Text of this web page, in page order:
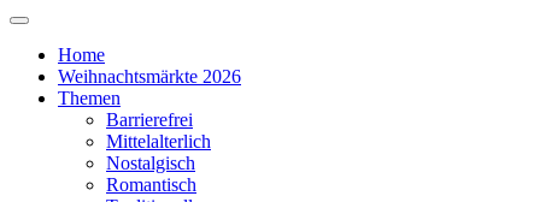
Home
Weihnachtsmärkte 2026
Themen
Barrierefrei
Mittelalterlich
Nostalgisch
Romantisch